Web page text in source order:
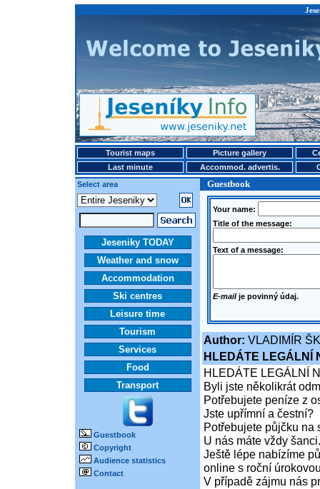
Tourist maps Picture gallery
Last minute
Accommod. advertis.
Select area
Guestbook
Jeseniky TODAY
Weather and snow
Accommodation
Ski centres
Leisure time
Tourism
Services
Food
Transport
Guestbook
Copyright
Audience statistics
Contact
Your name:
Title of the message:
Text of a message:
E-mailje povinný údaj.
Author: VLADIMÍR
HLEDÁTE LEGÁLNÍ
HLEDÁTE LEGÁLNÍ
Byli jste několikrát
Potřebujete peníze z
Jste upřímní a čestní?
Potřebujete půjčku na
U nás máte vždy šanci.
Ještě lépe nabízíme
online s roční
V případě zájmu nás